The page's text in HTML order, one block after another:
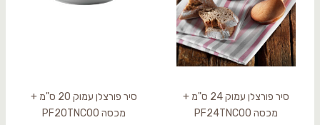
סיר פורצלן עמוק 24 ס"מ +
מכסה PF24TNC00
סיר פורצלן עמוק 20 ס"מ +
מכסה PF20TNC00